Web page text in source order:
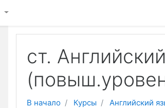
ст.
В начало Курсы Английский